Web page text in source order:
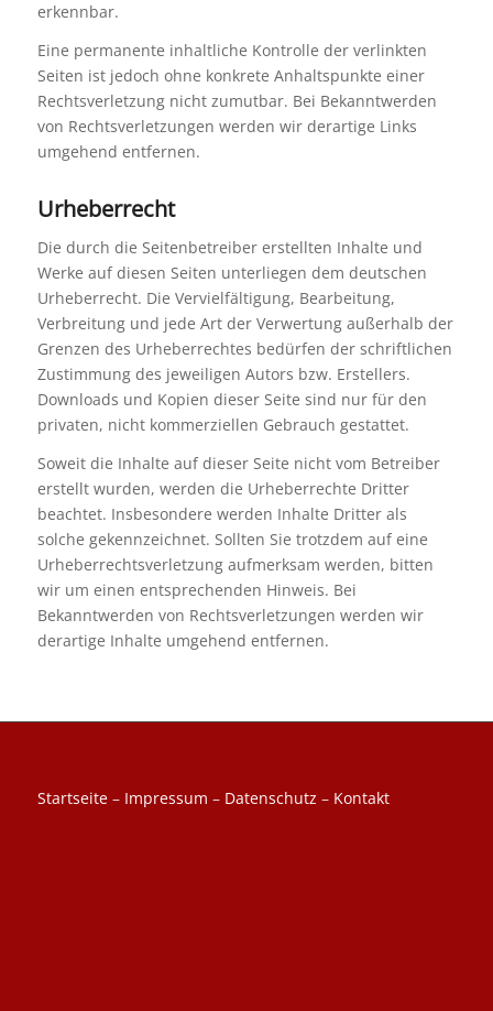
erkennbar.
Eine permanente inhaltliche Kontrolle der verlinkten
Seiten ist jedoch ohne konkrete Anhaltspunkte einer
Rechtsverletzung nicht zumutbar. Bei Bekanntwerden
von Rechtsverletzungen werden wir derartige Links
umgehend entfernen.
Urheberrecht
Die durch die Seitenbetreiber erstellten Inhalte und
Werke auf diesen Seiten unterliegen dem deutschen
Urheberrecht. Die Vervielfältigung, Bearbeitung,
Verbreitung und jede Art der Verwertung außerhalb der
Grenzen des Urheberrechtes bedürfen der schriftlichen
Zustimmung des jeweiligen Autors bzw. Erstellers.
Downloads und Kopien dieser Seite sind nur für den
privaten, nicht kommerziellen Gebrauch gestattet.
Soweit die Inhalte auf dieser Seite nicht vom Betreiber
erstellt wurden, werden die Urheberrechte Dritter
beachtet. Insbesondere werden Inhalte Dritter als
solche gekennzeichnet. Sollten Sie trotzdem auf eine
Urheberrechtsverletzung aufmerksam werden, bitten
wir um einen entsprechenden Hinweis. Bei
Bekanntwerden von Rechtsverletzungen werden wir
derartige Inhalte umgehend entfernen.
Startseite– Impressum – Datenschutz – Kontakt